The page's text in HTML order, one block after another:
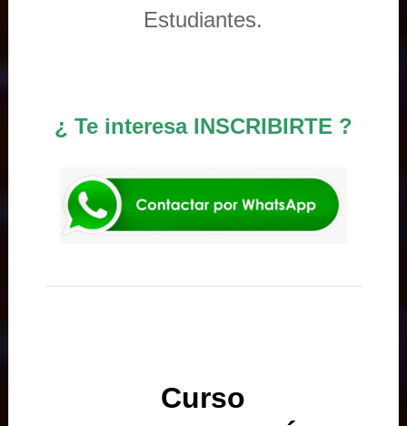
Estudiantes.
¿ Te interesa INSCRIBIRTE ?
Curso